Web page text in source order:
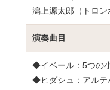
潟上源太郎（トロン
演奏曲目
◆イベール：5つの
◆ヒダシュ：アルテ